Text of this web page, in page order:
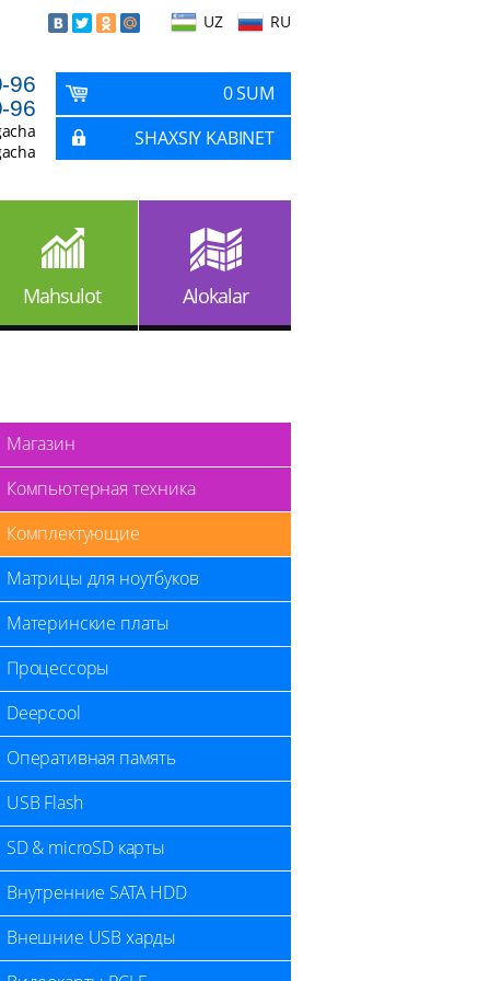
UZ RU
96
96
0 SUM
SHAXSIY KABINET
Mahsulot Alokalar
Магазин
Компьютерная техника
Комплектующие
Матрицы для ноутбуков
Материнские платы
Процессоры
Deepcool
Оперативная память
USB Flash
SD & microSD карты
Внутренние SATA HDD
Внешние USB харды